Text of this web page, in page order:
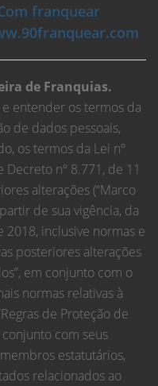
franquear
de Franquias.
entender os termos da
de dados pessoais,
os termos da Lei nº
nº 8.771, de 11
alterações (“Marco
de sua vigência, da
2018, inclusive normas e
posteriores alterações
em conjunto com o
normas relativas à
de Proteção de
conjunto com seus
estatutários,
relacionados ao